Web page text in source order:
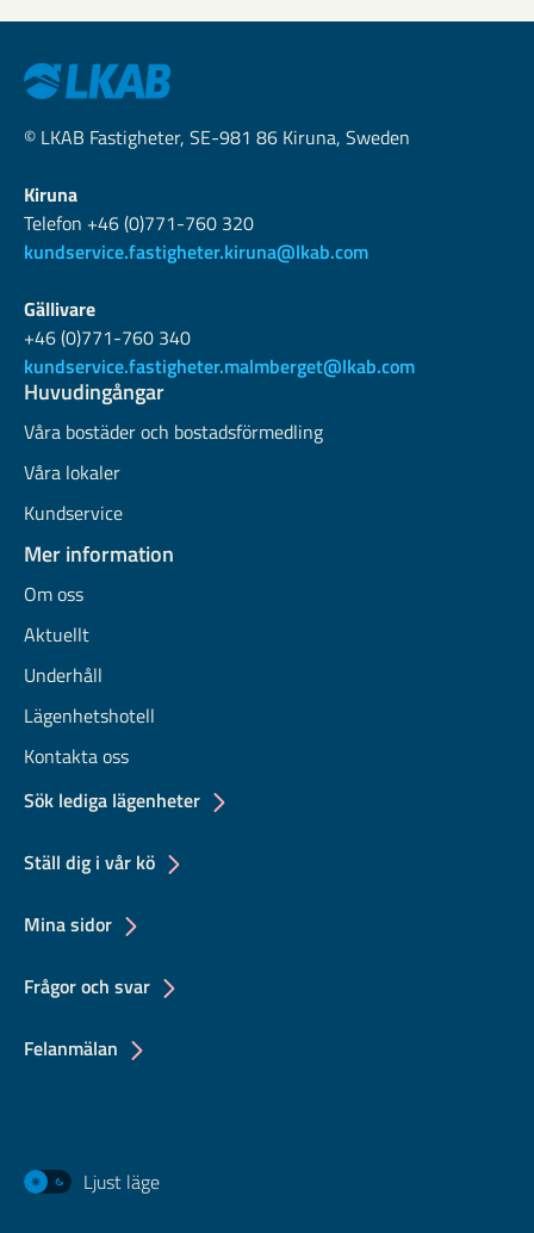
© LKAB Fastigheter, SE-981 86 Kiruna, Sweden
Kiruna
Telefon +46 (0)771-760 320
kundservice.fastigheter.kiruna@lkab.com
Gällivare
+46 (0)771-760 340
kundservice.fastigheter.malmberget@lkab.com
Huvudingångar
Våra bostäder och bostadsförmedling
Våra lokaler
Kundservice
Mer information
Om oss
Aktuellt
Underhåll
Lägenhetshotell
Kontakta oss
Sök lediga lägenheter
Ställ dig i vår kö
Mina sidor
Frågor och svar
Felanmälan
Ljust läge